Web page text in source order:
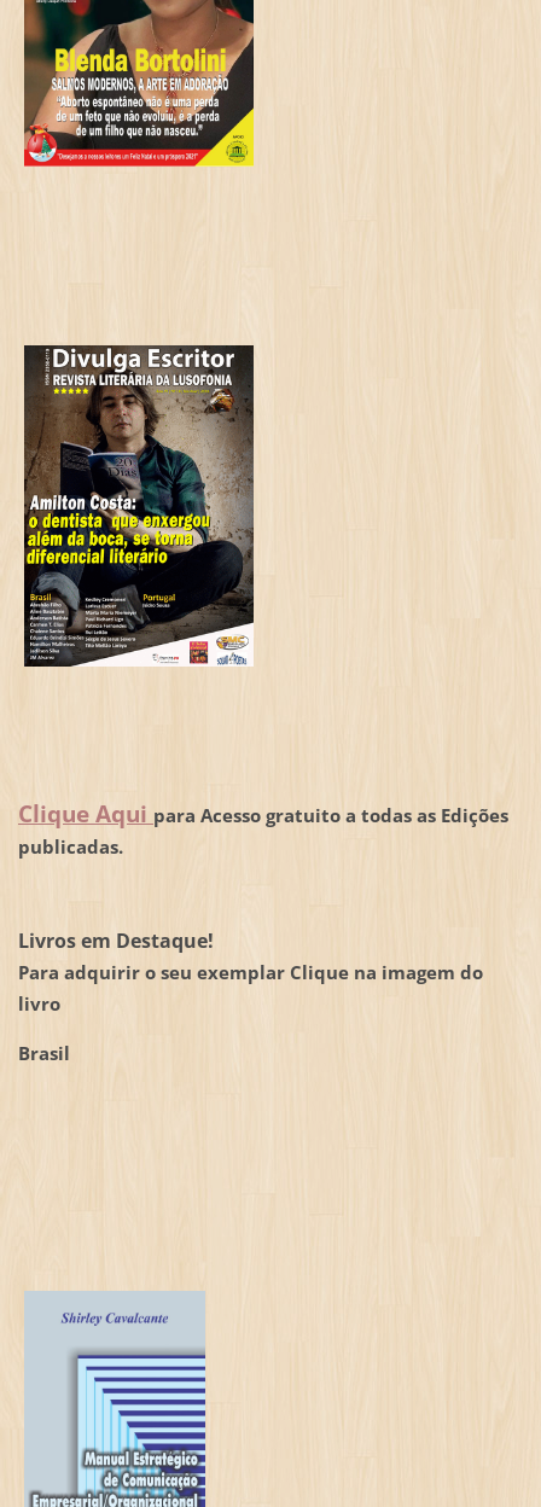
Clique Aqui para Acesso gratuito a todas as Edições
publicadas.
Livros em Destaque!
Para adquirir o seu exemplar Clique na imagem do
livro
Brasil